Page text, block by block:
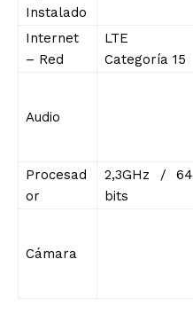
Instalado
Internet
– Red
LTE
Categoría 15
Audio
Procesad
or
2,3GHz / 64
bits
Cámara